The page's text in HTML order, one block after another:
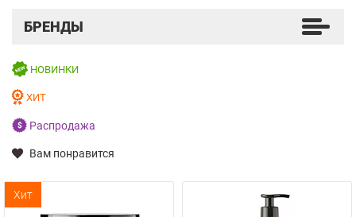
БРЕНДЫ
НОВИНКИ
ХИТ
Распродажа
Вам понравится
Хит